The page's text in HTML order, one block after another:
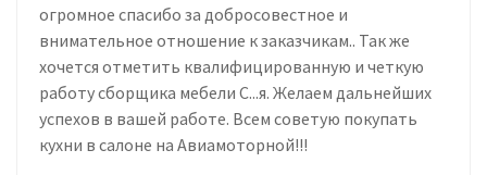
огромное спасибо за добросовестное и
внимательное отношение к заказчикам.. Так же
хочется отметить квалифицированную и четкую
работу сборщика мебели С...я. Желаем дальнейших
успехов в вашей работе. Всем советую покупать
кухни в салоне на Авиамоторной!!!